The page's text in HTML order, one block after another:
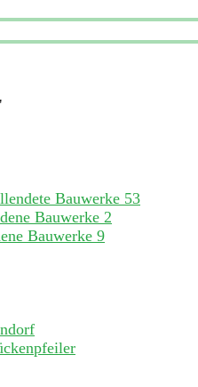
Bauwerke 53
Bauwerke 2
Bauwerke 9